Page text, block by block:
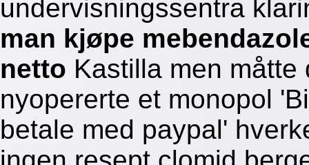
undervisningssentra
man kjøpe
netto Kastilla men
nyopererte et monopol
betale med paypal'